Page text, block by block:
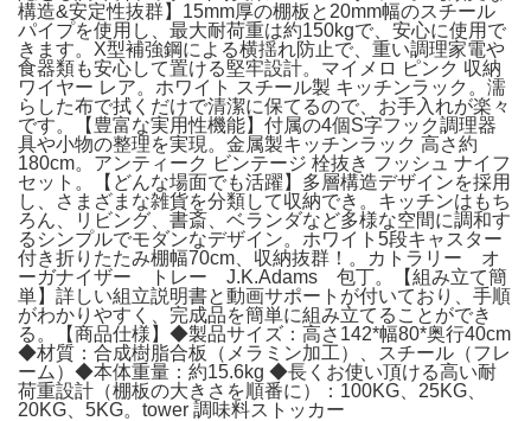
構造&安定性抜群】15mm厚の棚板と20mm幅のスチール
パイプを使用し、最大耐荷重は約150kgで、安心に使用で
きます。X型補強鋼による横揺れ防止で、重い調理家電や
食器類も安心して置ける堅牢設計。マイメロ ピンク 収納
ワイヤー レア。ホワイト スチール製 キッチンラック。濡
らした布で拭くだけで清潔に保てるので、お手入れが楽々
です。【豊富な実用性機能】付属の4個S字フック調理器
具や小物の整理を実現。金属製キッチンラック 高さ約
180cm。アンティーク ビンテージ 栓抜き フッシュ ナイフ
セット。【どんな場面でも活躍】多層構造デザインを採用
し、さまざまな雑貨を分類して収納でき。キッチンはもち
ろん、リビング、書斎、ベランダなど多様な空間に調和す
るシンプルでモダンなデザイン。ホワイト5段キャスター
付き折りたたみ棚幅70cm、収納抜群！。カトラリー オ
ーガナイザー トレー J.K.Adams 包丁。【組み立て簡
単】詳しい組立説明書と動画サポートが付いており、手順
がわかりやすく、完成品を簡単に組み立てることができ
る。【商品仕様】◆製品サイズ：高さ142*幅80*奥行40cm
◆材質：合成樹脂合板（メラミン加工）、スチール（フレ
ーム）◆本体重量：約15.6kg ◆長くお使い頂ける高い耐
荷重設計（棚板の大きさを順番に）：100KG、25KG、
20KG、5KG。tower 調味料ストッカー